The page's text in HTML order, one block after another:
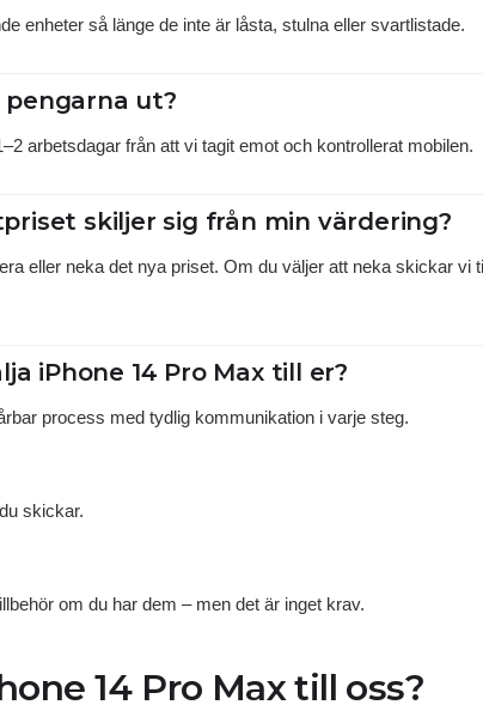
enheter så länge de inte är låsta, stulna eller svartlistade.
ut?
arbetsdagar från att vi tagit emot och kontrollerat mobilen.
skiljer sig från min värdering?
eller neka det nya priset. Om du väljer att neka skickar vi
iPhone 14 Pro Max till er?
process med tydlig kommunikation i varje steg.
skickar.
om du har dem – men det är inget krav.
14 Pro Max till oss?